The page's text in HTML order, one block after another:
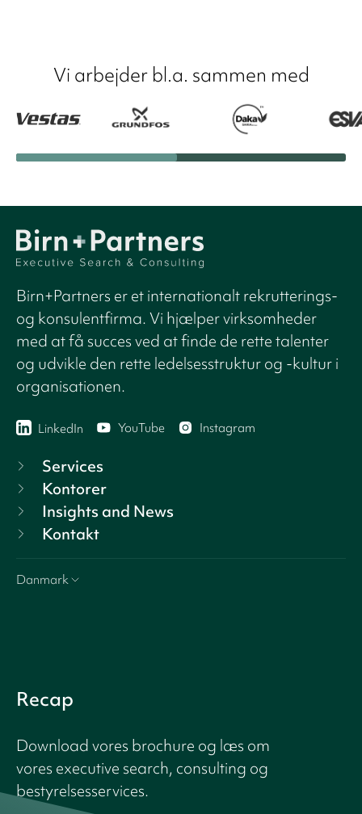
Vi arbejder bl.a. sammen med
Birn+Partners er et internationalt rekrutterings-
og konsulentfirma. Vi hjælper virksomheder
med at få succes ved at finde de rette talenter
og udvikle den rette ledelsesstruktur og -kultur i
organisationen.
LinkedIn YouTube Instagram
Services
Kontorer
Insights and News
Kontakt
Danmark
Recap
Download vores brochure og læs om
vores executive search, consulting og
bestyrelsesservices.